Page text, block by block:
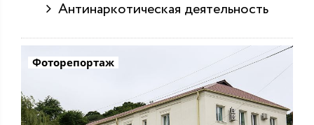
Антинаркотическая деятельность
Фоторепортаж